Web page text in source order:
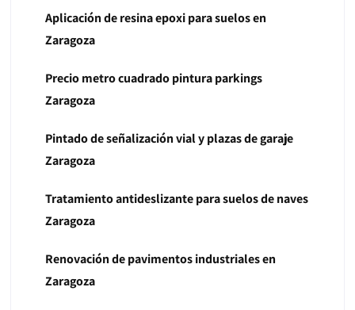
Aplicación de resina epoxi para suelos en
Zaragoza
Precio metro cuadrado pintura parkings
Zaragoza
Pintado de señalización vial y plazas de garaje
Zaragoza
Tratamiento antideslizante para suelos de naves
Zaragoza
Renovación de pavimentos industriales en
Zaragoza